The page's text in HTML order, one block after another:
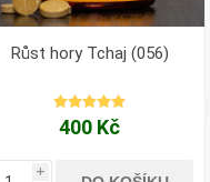
Růst hory Tchaj (056)
400 Kč
i